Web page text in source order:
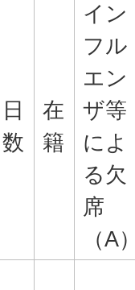
日
数
在
籍
イン
フル
エン
ザ等
によ
る欠
席
（A